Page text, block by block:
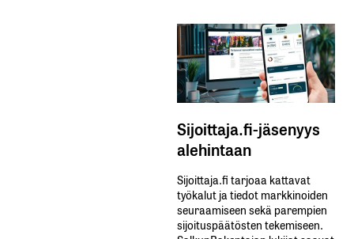
Sijoittaja.fi-jäsenyys
alehintaan
Sijoittaja.fi tarjoaa kattavat
työkalut ja tiedot markkinoiden
seuraamiseen sekä parempien
sijoituspäätösten tekemiseen.